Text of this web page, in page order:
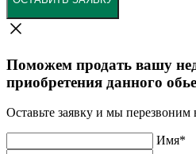
Поможем продать вашу
приобретения данного
Оставьте заявку и мы перезвоним
Имя*